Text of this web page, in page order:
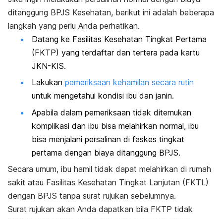
ditanggung BPJS Kesehatan, berikut ini adalah beberapa
langkah yang perlu Anda perhatikan.
Datang ke Fasilitas Kesehatan Tingkat Pertama
(FKTP) yang terdaftar dan tertera pada kartu
JKN-KIS.
Lakukan pemeriksaan kehamilan secara rutin
untuk mengetahui kondisi ibu dan janin.
Apabila dalam pemeriksaan tidak ditemukan
komplikasi dan ibu bisa melahirkan normal, ibu
bisa menjalani persalinan di faskes tingkat
pertama dengan biaya ditanggung BPJS.
Secara umum, ibu hamil tidak dapat melahirkan di rumah
sakit atau Fasilitas Kesehatan Tingkat Lanjutan (FKTL)
dengan BPJS tanpa surat rujukan sebelumnya.
Surat rujukan akan Anda dapatkan bila FKTP tidak